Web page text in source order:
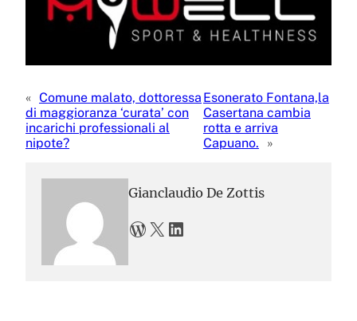
« Comune malato, dottoressa
di maggioranza ‘curata’ con
incarichi professionali al
nipote?
Esonerato Fontana,la
Casertana cambia
rotta e arriva
Capuano.
»
Gianclaudio De Zottis
WordPress X LinkedIn